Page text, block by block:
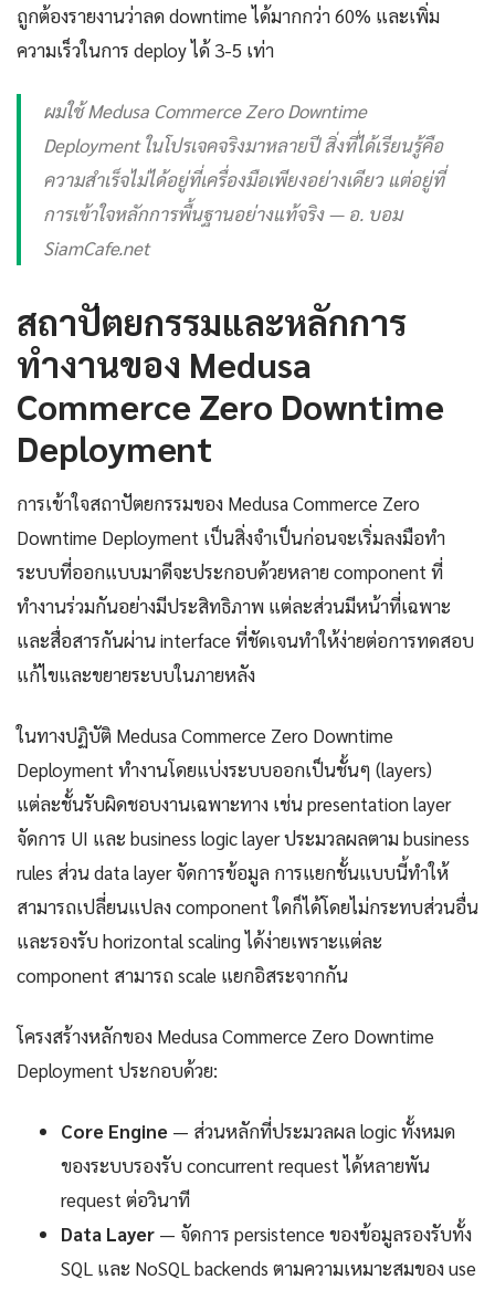
ถูกต้องรายงานว่าลด downtime ได้มากกว่า 60% และเพิ่ม
ความเร็วในการ deploy ได้ 3-5 เท่า
ผมใช้ Medusa Commerce Zero Downtime
Deployment ในโปรเจคจริงมาหลายปี สิ่งที่ได้เรียนรู้คือ
ความสำเร็จไม่ได้อยู่ที่เครื่องมือเพียงอย่างเดียว แต่อยู่ที่
การเข้าใจหลักการพื้นฐานอย่างแท้จริง — อ. บอม
SiamCafe.net
สถาปัตยกรรมและหลักการ
ทำงานของ Medusa
Commerce Zero Downtime
Deployment
การเข้าใจสถาปัตยกรรมของ Medusa Commerce Zero
Downtime Deployment เป็นสิ่งจำเป็นก่อนจะเริ่มลงมือทำ
ระบบที่ออกแบบมาดีจะประกอบด้วยหลาย component ที่
ทำงานร่วมกันอย่างมีประสิทธิภาพ แต่ละส่วนมีหน้าที่เฉพาะ
และสื่อสารกันผ่าน interface ที่ชัดเจนทำให้ง่ายต่อการทดสอบ
แก้ไขและขยายระบบในภายหลัง
ในทางปฏิบัติ Medusa Commerce Zero Downtime
Deployment ทำงานโดยแบ่งระบบออกเป็นชั้นๆ (layers)
แต่ละชั้นรับผิดชอบงานเฉพาะทาง เช่น presentation layer
จัดการ UI และ business logic layer ประมวลผลตาม business
rules ส่วน data layer จัดการข้อมูล การแยกชั้นแบบนี้ทำให้
สามารถเปลี่ยนแปลง component ใดก็ได้โดยไม่กระทบส่วนอื่น
และรองรับ horizontal scaling ได้ง่ายเพราะแต่ละ
component สามารถ scale แยกอิสระจากกัน
โครงสร้างหลักของ Medusa Commerce Zero Downtime
Deployment ประกอบด้วย:
Core Engine — ส่วนหลักที่ประมวลผล logic ทั้งหมด
ของระบบรองรับ concurrent request ได้หลายพัน
request ต่อวินาที
Data Layer — จัดการ persistence ของข้อมูลรองรับทั้ง
SQL และ NoSQL backends ตามความเหมาะสมของ use